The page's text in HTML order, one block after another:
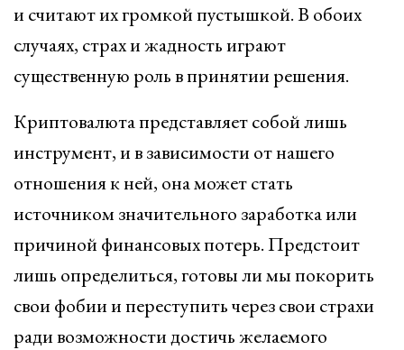
и считают их громкой пустышкой. В обоих
случаях, страх и жадность играют
существенную роль в принятии решения.
Криптовалюта представляет собой лишь
инструмент, и в зависимости от нашего
отношения к ней, она может стать
источником значительного заработка или
причиной финансовых потерь. Предстоит
лишь определиться, готовы ли мы покорить
свои фобии и переступить через свои страхи
ради возможности достичь желаемого